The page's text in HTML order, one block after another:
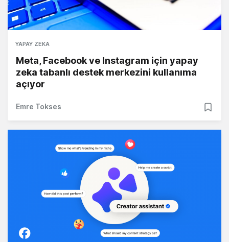
YAPAY ZEKA
Meta, Facebook ve Instagram için yapay
zeka tabanlı destek merkezini kullanıma
açıyor
Emre Tokses